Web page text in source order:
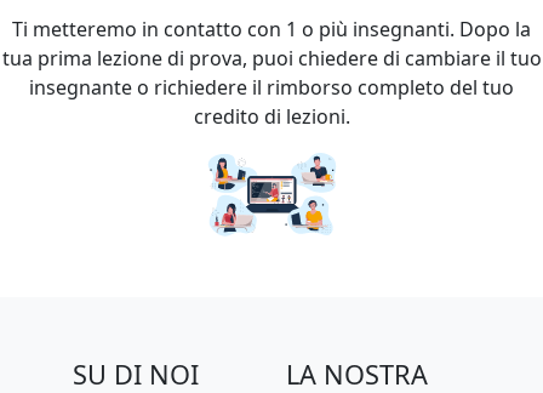
Ti metteremo in contatto con 1 o più insegnanti. Dopo la
tua prima lezione di prova, puoi chiedere di cambiare il tuo
insegnante o richiedere il rimborso completo del tuo
credito di lezioni.
SU DI NOI
LA NOSTRA